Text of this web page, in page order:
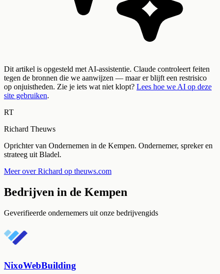
Dit artikel is opgesteld met AI-assistentie. Claude controleert feiten
tegen de bronnen die we aanwijzen — maar er blijft een restrisico
op onjuistheden. Zie je iets wat niet klopt? Lees hoe we AI op deze
site gebruiken.
RT
Richard Theuws
Oprichter van Ondernemen in de Kempen. Ondernemer, spreker en
strateeg uit Bladel.
Meer over Richard op theuws.com
Bedrijven in de Kempen
Geverifieerde ondernemers uit onze bedrijvengids
NixoWebBuilding